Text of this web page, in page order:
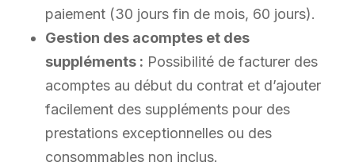
paiement (30 jours fin de mois, 60 jours).
Gestion des acomptes et des
suppléments : Possibilité de facturer des
acomptes au début du contrat et d’ajouter
facilement des suppléments pour des
prestations exceptionnelles ou des
consommables non inclus.